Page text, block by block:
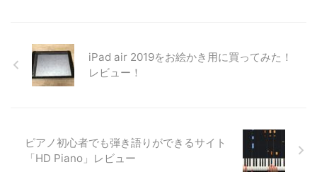
iPad air 2019をお絵かき用に買ってみた！
レビュー！
ピアノ初心者でも弾き語りができるサイト
「HD Piano」レビュー